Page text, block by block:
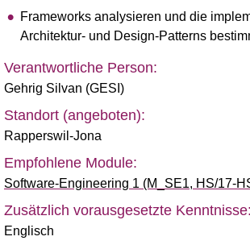
Frameworks analysieren und die
Architektur- und Design-Patterns
Verantwortliche Person:
Gehrig Silvan (GESI)
Standort (angeboten):
Rapperswil-Jona
Empfohlene Module:
Software-Engineering 1 (M_SE1, HS/17-
Zusätzlich vorausgesetzte Kenntnisse:
Englisch